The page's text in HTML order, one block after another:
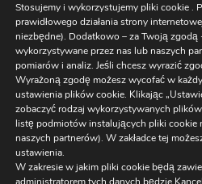
W czerwcu 2026 r. zaczęły
zmiany wynikające z ...
Stosujemy i wykorzystujemy pliki cookie .
prawidłowego działania strony
niezbędne). Dodatkowo – za Twoją
wykorzystywane przez nas lub naszych
pomiarów i analiz. Jeśli chcesz wyrazić
Wyrażoną zgodę możesz wycofać w
ustawienia plików cookie. Klikając
zobaczyć rodzaj wykorzystywanych
listę podmiotów instalujących pliki cookie
naszych partnerów). W zakładce tej
ustawienia.
W zakresie w jakim pliki cookie będą